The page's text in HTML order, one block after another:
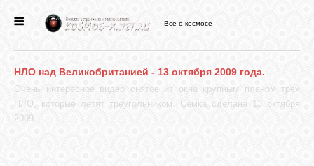
Все о космосе
НЛО над Великобританией - 13 октября 2009 года.
Очень интересное видео снятое из окна крупным планом трех
НЛО, которые летят треугольником. Семка сделана 13 октября
2009.